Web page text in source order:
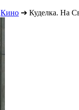
Кино ➔ Куделка. На